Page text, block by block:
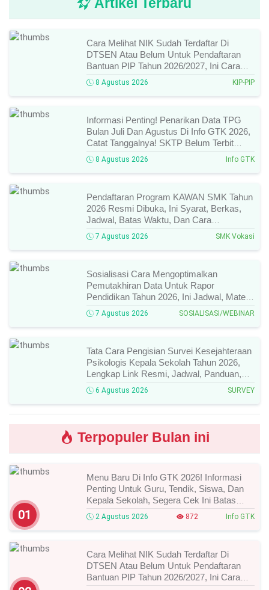
Artikel Terbaru
Cara Melihat NIK Sudah Terdaftar Di
DTSEN Atau Belum Untuk Pendaftaran
Bantuan PIP Tahun 2026/2027, Ini Cara
Cek Dan Syarat Perubahan Desil!
8 Agustus 2026 KIP-PIP
Informasi Penting! Penarikan Data TPG
Bulan Juli Dan Agustus Di Info GTK 2026,
Catat Tanggalnya! SKTP Belum Terbit
Januari–Juni, Ini Prosesnya!
8 Agustus 2026 Info GTK
Pendaftaran Program KAWAN SMK Tahun
2026 Resmi Dibuka, Ini Syarat, Berkas,
Jadwal, Batas Waktu, Dan Cara
Pendaftarannya!
7 Agustus 2026 SMK Vokasi
Sosialisasi Cara Mengoptimalkan
Pemutakhiran Data Untuk Rapor
Pendidikan Tahun 2026, Ini Jadwal, Materi,
Narasumber, Dan Link Mengikutinya!
7 Agustus 2026 SOSIALISASI/WEBINAR
Tata Cara Pengisian Survei Kesejahteraan
Psikologis Kepala Sekolah Tahun 2026,
Lengkap Link Resmi, Jadwal, Panduan,
Dan Hal Yang Wajib Diperhatikan!
6 Agustus 2026 SURVEY
Terpopuler Bulan ini
01
Menu Baru Di Info GTK 2026! Informasi
Penting Untuk Guru, Tendik, Siswa, Dan
Kepala Sekolah, Segera Cek Ini Batas
Waktunya!
2 Agustus 2026 872 Info GTK
Cara Melihat NIK Sudah Terdaftar Di
DTSEN Atau Belum Untuk Pendaftaran
Bantuan PIP Tahun 2026/2027, Ini Cara